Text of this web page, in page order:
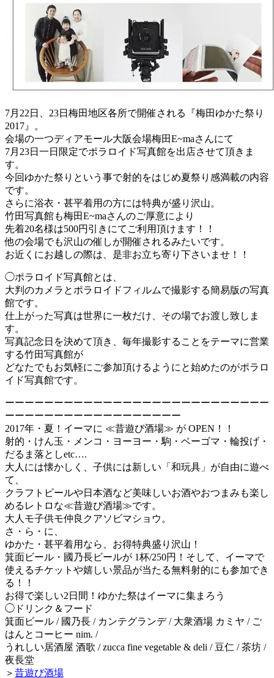
7月22日、23日梅田地区各所で開催される『梅田ゆかた祭り
2017』。
会場の一つディアモール大阪会場梅田E~maさんにて
7月23日一日限定でポラロイド写真館を出店させて頂きま
す。
今回ゆかた祭りという事で射的をはじめ夏祭り感満載の内容
です。
さらに浴衣・甚平着用の方には特典が盛り沢山。
竹田写真館も梅田E~maさんのご厚意により
先着20名様は500円引きにてご利用頂けます！！
他の会場でも沢山の催しが開催されるみたいです。
お近くにお越しの際は、是非お立ち寄り下さいませ！！
◯ポラロイド写真館とは、
大判のカメラとポラロイドフィルムで撮影する簡易版の写真
館です。
仕上がった写真は世界に一枚だけ、その場でお渡し致しま
す。
写真記念日を決めて頂き、毎年撮影することをテーマに営業
する竹田写真館が
どなたでもお気軽にご参加頂けるようにと始めたのがポラロ
イド写真館です。
ーーーーーーーーーーーーーーーーーーーーーーーーーーー
ーーーーーーーーーーーーーーーーーー
2017年・夏！イーマに ≪昔遊び酒場≫ が OPEN！！
射的・けん玉・メンコ・ヨーヨー・駒・ベーゴマ・輪投げ・
だるま落としetc….
大人には懐かしく、子供には新しい「和玩具」が自由に遊べ
て、
クラフトビールや日本酒など美味しいお酒やおつまみも楽し
めるレトロな≪昔遊び酒場≫です。
大人モ子供モ仲良クアソビマショウ。
さ・ら・に、
ゆかた・甚平着用なら、お得特典盛り沢山！
箕面ビール・國乃長ビールが 1杯/250円！そして、イーマで
使えるチケットや嬉しい景品が当たる無料射的にも参加でき
る！！
お得で楽しい2日間！ゆかた祭はイーマに集まろう
◯ドリンク＆フード
箕面ビール / 國乃長 / カンテグランデ / 大衆酒場 カミヤ / ご
はんとコーヒー nim. /
うれしい居酒屋 酒歌 / zucca fine vegetable & deli / 豆仁 / 茶坊 /
夜長堂
＞ 昔遊び酒場